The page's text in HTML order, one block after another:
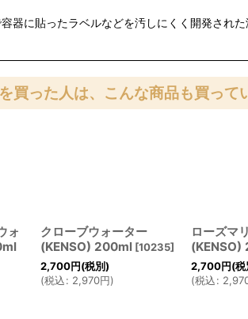
に貼ったラベルなどを汚しにくく開発され
買った人は、こんな商品も買って
ォ
クローブウォーター
(KENSO) 200ml [10235]
2,700円(税別)
(税込: 2,970円)
ローズマ
(KENSO)
2,700円(税
(税込: